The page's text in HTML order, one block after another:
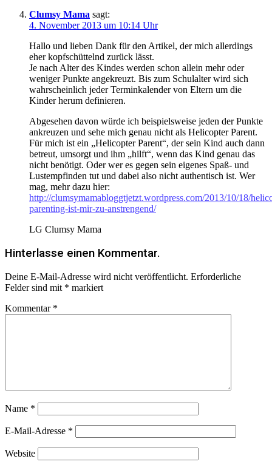
Clumsy Mama sagt:
4. November 2013 um 10:14 Uhr
Hallo und lieben Dank für den Artikel, der mich allerdings
eher kopfschüttelnd zurück lässt.
Je nach Alter des Kindes werden schon allein mehr oder
weniger Punkte angekreuzt. Bis zum Schulalter wird sich
wahrscheinlich jeder Terminkalender von Eltern um die
Kinder herum definieren.
Abgesehen davon würde ich beispielsweise jeden der Punkte
ankreuzen und sehe mich genau nicht als Helicopter Parent.
Für mich ist ein „Helicopter Parent“, der sein Kind auch dann
betreut, umsorgt und ihm „hilft“, wenn das Kind genau das
nicht benötigt. Oder wer es gegen sein eigenes Spaß- und
Lustempfinden tut und dabei also nicht authentisch ist. Wer
mag, mehr dazu hier:
http://clumsymamabloggtjetzt.wordpress.com/2013/10/18/
parenting-ist-mir-zu-anstrengend/
LG Clumsy Mama
Hinterlasse einen Kommentar.
Deine E-Mail-Adresse wird nicht veröffentlicht. Erforderliche
Felder sind mit * markiert
Kommentar *
Name *
E-Mail-Adresse *
Website